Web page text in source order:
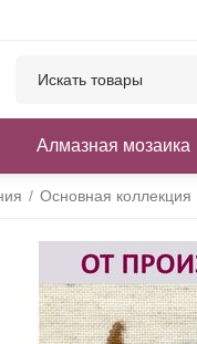
Алмазная мозаика
/ Основная коллекция